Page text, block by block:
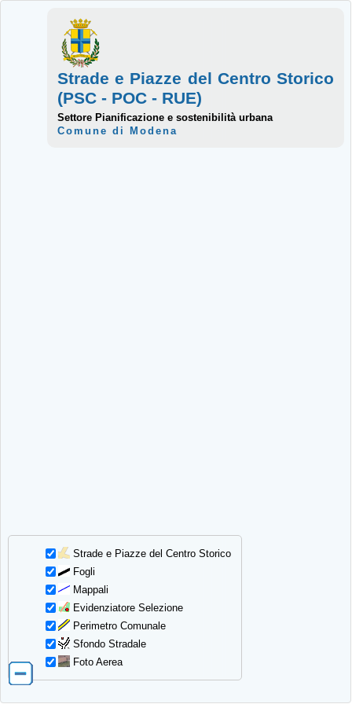
Strade e Piazze del Centro Storico
Fogli
Mappali
Evidenziatore Selezione
Perimetro Comunale
Sfondo Stradale
Foto Aerea
Strade e Piazze del Centro Storico
(PSC - POC - RUE)
Settore Pianificazione e sostenibilità urbana
Comune di Modena